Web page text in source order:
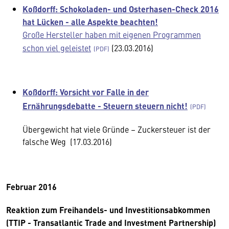
Koßdorff: Schokoladen- und Osterhasen-Check 2016
hat Lücken - alle Aspekte beachten!
Große Hersteller haben mit eigenen Programmen
schon viel geleistet
(23.03.2016)
Koßdorff: Vorsicht vor Falle in der
Ernährungsdebatte - Steuern steuern nicht!
Übergewicht hat viele Gründe – Zuckersteuer ist der
falsche Weg (17.03.2016)
Februar 2016
Reaktion zum Freihandels- und Investitionsabkommen
(TTIP - Transatlantic Trade and Investment Partnership)